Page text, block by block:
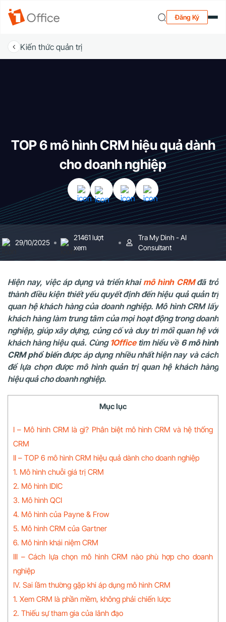
Đăng Ký
Kiến thức quản trị
TOP 6 mô hình CRM hiệu quả dành
cho doanh nghiệp
29/10/2025
21461 lượt
xem
Tra My Dinh - AI
Consultant
Hiện nay, việc áp dụng và triển khaimô hình CRMđã trở
thành điều kiện thiết yếu quyết định đến hiệu quả quản trị
quan hệ khách hàng của doanh nghiệp. Mô hình CRM lấy
khách hàng làm trung tâm của mọi hoạt động trong doanh
nghiệp, giúp xây dựng, củng cố và duy trì mối quan hệ với
khách hàng hiệu quả. Cùng 1Officetìm hiểu về 6 mô hình
CRM phổ biếnđược áp dụng nhiều nhất hiện nay và cách
để lựa chọn được mô hình quản trị quan hệ khách hàng
hiệu quả cho doanh nghiệp.
Mục lục
I – Mô hình CRM là gì? Phân biệt mô hình CRM và hệ thống
CRM
II – TOP 6 mô hình CRM hiệu quả dành cho doanh nghiệp
1. Mô hình chuỗi giá trị CRM
2. Mô hình IDIC
3. Mô hình QCI
4. Mô hình của Payne & Frow
5. Mô hình CRM của Gartner
6. Mô hình khái niệm CRM
III – Cách lựa chọn mô hình CRM nào phù hợp cho doanh
nghiệp
IV. Sai lầm thường gặp khi áp dụng mô hình CRM
1. Xem CRM là phần mềm, không phải chiến lược
2. Thiếu sự tham gia của lãnh đạo